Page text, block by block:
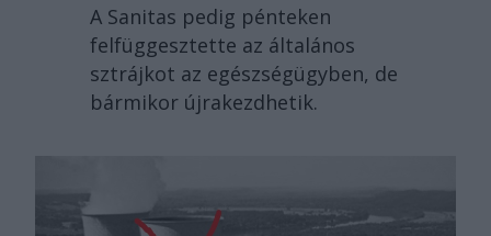
A Sanitas pedig pénteken
felfüggesztette az általános
sztrájkot az egészségügyben, de
bármikor újrakezdhetik.